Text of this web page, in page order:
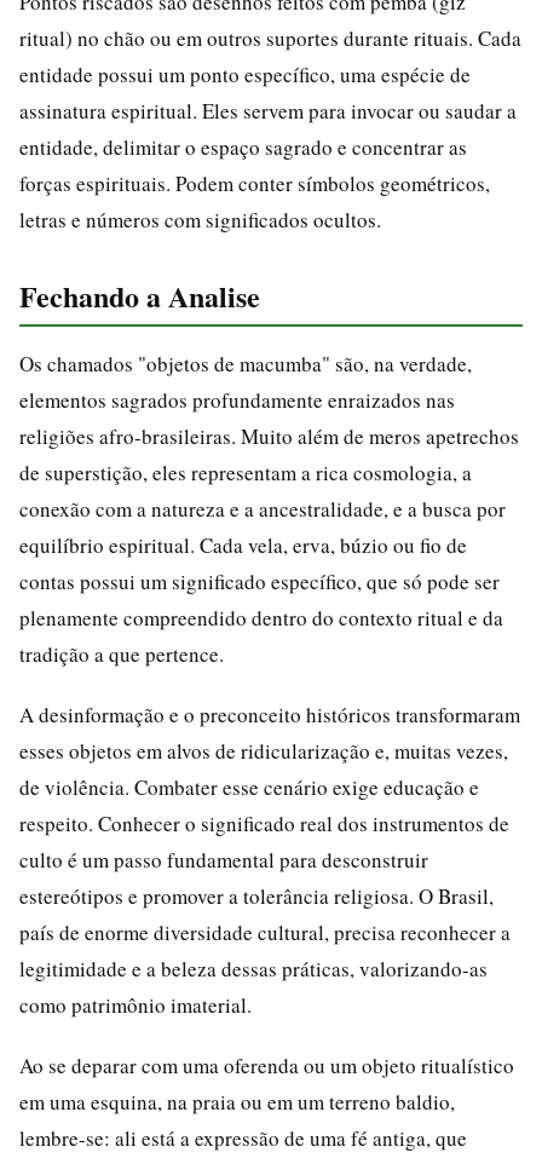
ritual) no chão ou em outros suportes durante rituais. Cada
entidade possui um ponto específico, uma espécie de
assinatura espiritual. Eles servem para invocar ou saudar a
entidade, delimitar o espaço sagrado e concentrar as
forças espirituais. Podem conter símbolos geométricos,
letras e números com significados ocultos.
Fechando a Analise
Os chamados "objetos de macumba" são, na verdade,
elementos sagrados profundamente enraizados nas
religiões afro-brasileiras. Muito além de meros apetrechos
de superstição, eles representam a rica cosmologia, a
conexão com a natureza e a ancestralidade, e a busca por
equilíbrio espiritual. Cada vela, erva, búzio ou fio de
contas possui um significado específico, que só pode ser
plenamente compreendido dentro do contexto ritual e da
tradição a que pertence.
A desinformação e o preconceito históricos transformaram
esses objetos em alvos de ridicularização e, muitas vezes,
de violência. Combater esse cenário exige educação e
respeito. Conhecer o significado real dos instrumentos de
culto é um passo fundamental para desconstruir
estereótipos e promover a tolerância religiosa. O Brasil,
país de enorme diversidade cultural, precisa reconhecer a
legitimidade e a beleza dessas práticas, valorizando-as
como patrimônio imaterial.
Ao se deparar com uma oferenda ou um objeto ritualístico
em uma esquina, na praia ou em um terreno baldio,
lembre-se: ali está a expressão de uma fé antiga, que